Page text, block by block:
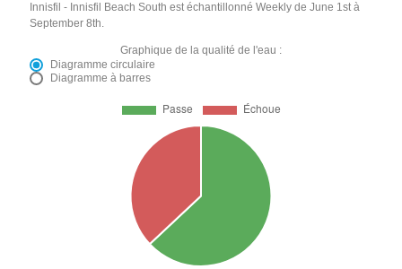
Innisfil - Innisfil Beach South est échantillonné Weekly de June 1st à
September 8th.
Graphique de la qualité de l'eau :
Diagramme circulaire
Diagramme à barres